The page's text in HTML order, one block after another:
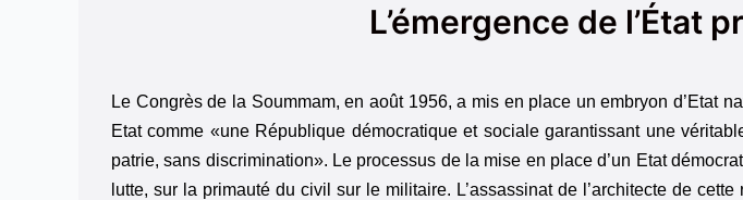
L’émergence de l’État
Le Congrès de la Soummam, en août 1956, a mis en place un embryon d’Etat
Etat comme «une République démocratique et sociale garantissant une
patrie, sans discrimination». Le processus de la mise en place d’un Etat
lutte, sur la primauté du civil sur le militaire. L’assassinat de l’architecte de